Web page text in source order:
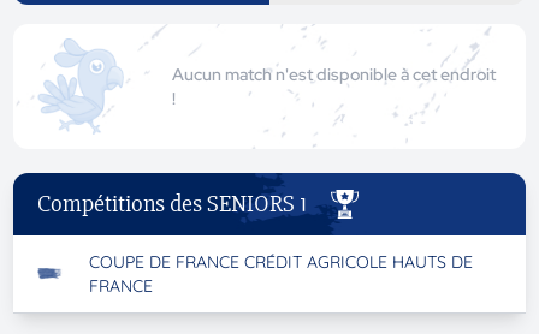
Aucun match n'est disponible à cet endroit
!
Compétitions des SENIORS 1
COUPE DE FRANCE CRÉDIT AGRICOLE HAUTS DE
FRANCE